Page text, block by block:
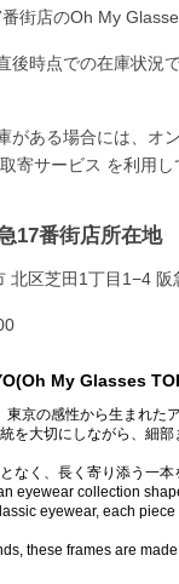
街店のOh My
後時点での在庫状況
がある場合には、オ
寄サービス を利用
17番街店所在地
北区芝田1丁目1−4 阪
My Glasses
京の感性から生まれた
を大切にしながら、細
なく、長く寄り添う一本
eyewear collection
eyewear, each
these frames are